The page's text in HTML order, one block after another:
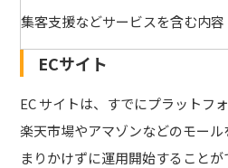
集客支援などサービスを含む内容
ECサイト
EC サイトは、 すでにプラットフ
楽天市場やアマゾンなどのモー
まりかけずに運用開始することが